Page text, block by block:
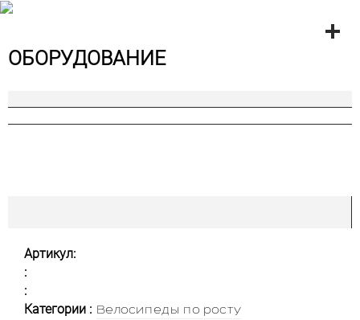
ОБОРУДОВАНИЕ
Артикул:
:
:
Категории : Велосипеды по росту